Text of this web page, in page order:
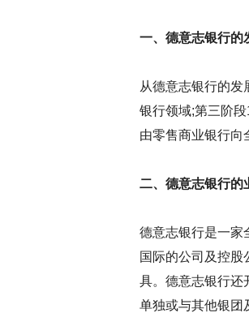
一、德意志银行的
从德意志银行的
银行领域;第三阶
由零售商业银行向
二、德意志银行的
德意志银行是一家
国际的公司及控
具。德意志银行还
单独或与其他银团